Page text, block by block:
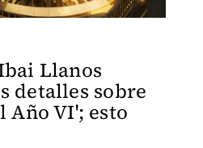
Llanos
detalles sobre
Año VI'; esto